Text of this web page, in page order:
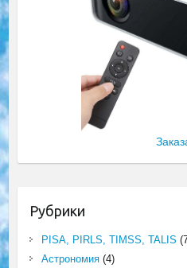
Рубрики
PISA, PIRLS, TIMSS, TALIS
Астрономия(4)